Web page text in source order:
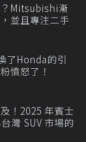
Mitsubishi漸
並且專注二手
了Honda的引
憤怒了！
！2025 年賓士
灣 SUV 市場的